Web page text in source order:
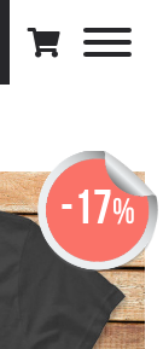
-17%